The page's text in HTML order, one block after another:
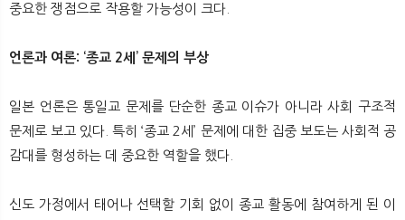
중요한 쟁점으로 작용할 가능성이 크다.
언론과 여론: ‘종교 2세’ 문제의 부상
일본 언론은 통일교 문제를 단순한 종교 이슈가 아니라 사회 구조적
문제로 보고 있다. 특히 ‘종교 2세’ 문제에 대한 집중 보도는 사회적 공
감대를 형성하는 데 중요한 역할을 했다.
신도 가정에서 태어나 선택할 기회 없이 종교 활동에 참여하게 된 이